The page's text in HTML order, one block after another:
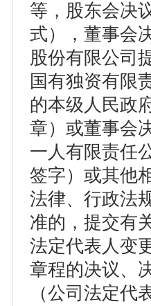
等，股东会决
式），董事会
股份有限公司
国有独资有限
的本级人民政
章）或董事会
一人有限责任
签字）或其他
法律、行政法
准的，提交有
法定代表人变
章程的决议、
（公司法定代